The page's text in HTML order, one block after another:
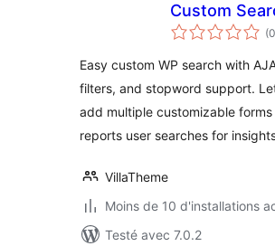
Custom
(0
Easy custom WP search with
filters, and stopword support.
add multiple customizable forms
reports user searches for
VillaTheme
Moins de 10 d'installations
Testé avec 7.0.2